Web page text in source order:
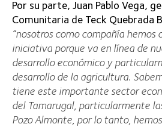
Por su parte, Juan Pablo Vega,
Comunitaria de Teck Quebrada
“nosotros como compañía hemos
iniciativa porque va en línea de
desarrollo económico y
desarrollo de la agricultura.
tiene este importante sector
del Tamarugal, particularmente
Pozo Almonte, por lo tanto,